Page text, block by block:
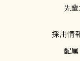
先
採用情
配